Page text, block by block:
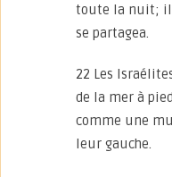
toute la nuit; il
se partagea.
22 Les
de la mer à
comme une
leur gauche.